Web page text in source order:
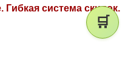
Гибкая система скидок.
🛒